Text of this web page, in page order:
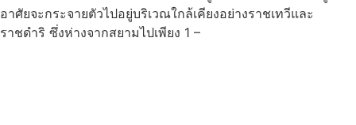
อาศัยจะกระจายตัวไปอยู่บริเวณใกล้เคียงอย่างราชเทวีและ
ราชดำริ ซึ่งห่างจากสยามไปเพียง 1 –